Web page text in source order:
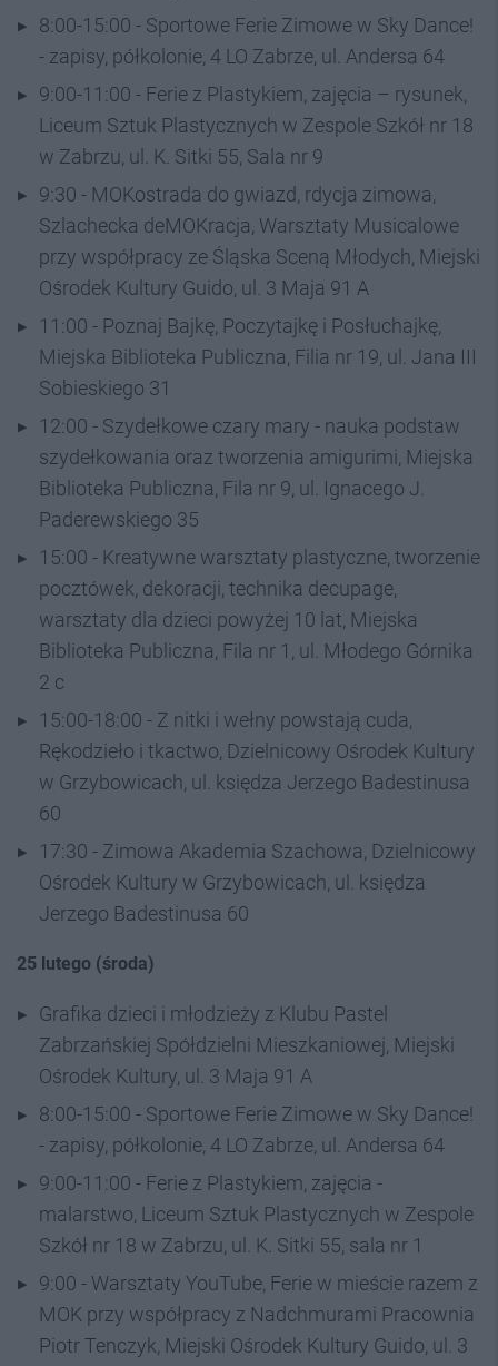
8:00-15:00 - Sportowe Ferie Zimowe w Sky Dance!
- zapisy, półkolonie, 4 LO Zabrze, ul. Andersa 64
9:00-11:00 - Ferie z Plastykiem, zajęcia – rysunek,
Liceum Sztuk Plastycznych w Zespole Szkół nr 18
w Zabrzu, ul. K. Sitki 55, Sala nr 9
9:30 - MOKostrada do gwiazd, rdycja zimowa,
Szlachecka deMOKracja, Warsztaty Musicalowe
przy współpracy ze Śląska Sceną Młodych, Miejski
Ośrodek Kultury Guido, ul. 3 Maja 91 A
11:00 - Poznaj Bajkę, Poczytajkę i Posłuchajkę,
Miejska Biblioteka Publiczna, Filia nr 19, ul. Jana III
Sobieskiego 31
12:00 - Szydełkowe czary mary - nauka podstaw
szydełkowania oraz tworzenia amigurimi, Miejska
Biblioteka Publiczna, Fila nr 9, ul. Ignacego J.
Paderewskiego 35
15:00 - Kreatywne warsztaty plastyczne, tworzenie
pocztówek, dekoracji, technika decupage,
warsztaty dla dzieci powyżej 10 lat, Miejska
Biblioteka Publiczna, Fila nr 1, ul. Młodego Górnika
2 c
15:00-18:00 - Z nitki i wełny powstają cuda,
Rękodzieło i tkactwo, Dzielnicowy Ośrodek Kultury
w Grzybowicach, ul. księdza Jerzego Badestinusa
60
17:30 - Zimowa Akademia Szachowa, Dzielnicowy
Ośrodek Kultury w Grzybowicach, ul. księdza
Jerzego Badestinusa 60
25 lutego (środa)
Grafika dzieci i młodzieży z Klubu Pastel
Zabrzańskiej Spółdzielni Mieszkaniowej, Miejski
Ośrodek Kultury, ul. 3 Maja 91 A
8:00-15:00 - Sportowe Ferie Zimowe w Sky Dance!
- zapisy, półkolonie, 4 LO Zabrze, ul. Andersa 64
9:00-11:00 - Ferie z Plastykiem, zajęcia -
malarstwo, Liceum Sztuk Plastycznych w Zespole
Szkół nr 18 w Zabrzu, ul. K. Sitki 55, sala nr 1
9:00 - Warsztaty YouTube, Ferie w mieście razem z
MOK przy współpracy z Nadchmurami Pracownia
Piotr Tenczyk, Miejski Ośrodek Kultury Guido, ul. 3